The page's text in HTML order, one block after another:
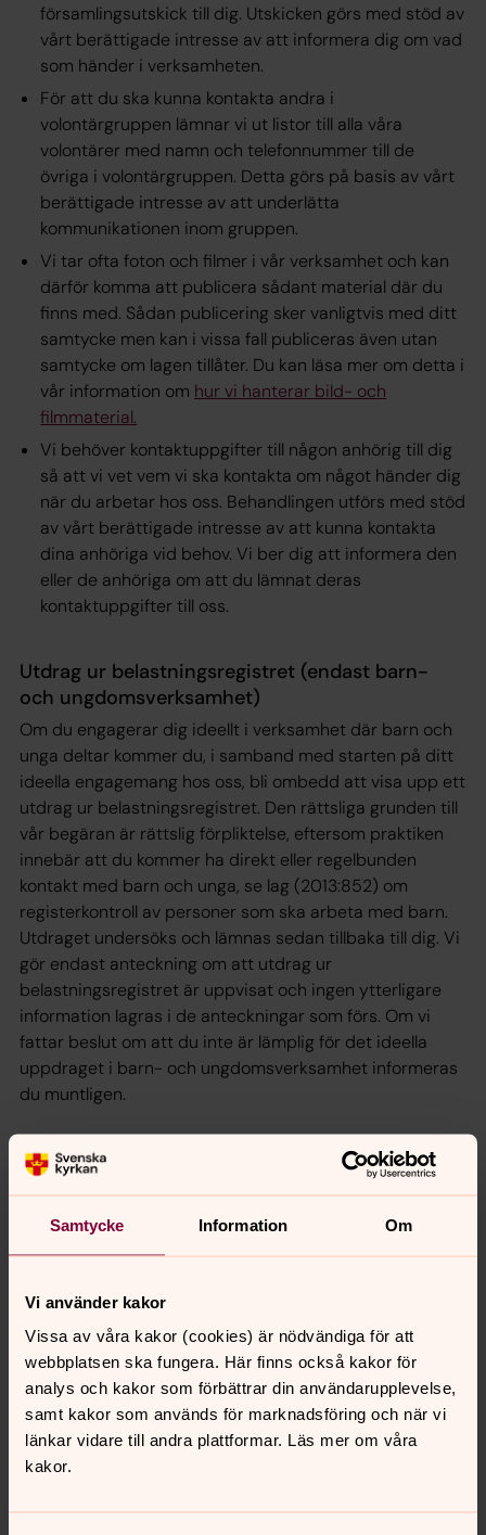
Samtycke Information Om
Vi använder kakor
Vissa av våra kakor (cookies) är nödvändiga för att
webbplatsen ska fungera. Här finns också kakor för
analys och kakor som förbättrar din användarupplevelse,
samt kakor som används för marknadsföring och när vi
länkar vidare till andra plattformar. Läs mer om våra
kakor.
församlingsutskick till dig. Utskicken görs med stöd av
vårt berättigade intresse av att informera dig om vad
som händer i verksamheten.
För att du ska kunna kontakta andra i
volontärgruppen lämnar vi ut listor till alla våra
volontärer med namn och telefonnummer till de
övriga i volontärgruppen. Detta görs på basis av vårt
berättigade intresse av att underlätta
kommunikationen inom gruppen.
Vi tar ofta foton och filmer i vår verksamhet och kan
därför komma att publicera sådant material där du
finns med. Sådan publicering sker vanligtvis med ditt
samtycke men kan i vissa fall publiceras även utan
samtycke om lagen tillåter. Du kan läsa mer om detta i
vår information om hur vi hanterar bild- och
filmmaterial.
Vi behöver kontaktuppgifter till någon anhörig till dig
så att vi vet vem vi ska kontakta om något händer dig
när du arbetar hos oss. Behandlingen utförs med stöd
av vårt berättigade intresse av att kunna kontakta
dina anhöriga vid behov. Vi ber dig att informera den
eller de anhöriga om att du lämnat deras
kontaktuppgifter till oss.
Utdrag ur belastningsregistret (endast barn-
och ungdomsverksamhet)
Om du engagerar dig ideellt i verksamhet där barn och
unga deltar kommer du, i samband med starten på ditt
ideella engagemang hos oss, bli ombedd att visa upp ett
utdrag ur belastningsregistret. Den rättsliga grunden till
vår begäran är rättslig förpliktelse, eftersom praktiken
innebär att du kommer ha direkt eller regelbunden
kontakt med barn och unga, se lag (2013:852) om
registerkontroll av personer som ska arbeta med barn.
Utdraget undersöks och lämnas sedan tillbaka till dig. Vi
gör endast anteckning om att utdrag ur
belastningsregistret är uppvisat och ingen ytterligare
information lagras i de anteckningar som förs. Om vi
fattar beslut om att du inte är lämplig för det ideella
uppdraget i barn- och ungdomsverksamhet informeras
du muntligen.
Vilka personuppgifter behandlar vi?
Det rör sig huvudsakligen om namn, personnummer,
adress, telefonnummer, e-postadress, eventuella
ideell kan vi även komma att behandla foton och filmer
där du finns med.
Uppgifterna samlas vanligen in genom att du fyller i
uppgifterna på en blankett eller på annat sätt själv delar
uppgifterna med oss.
Vilka andra tar del av dina
personuppgifter?